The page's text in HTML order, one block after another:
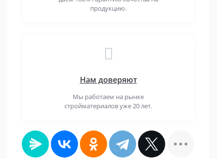
продукцию.
Нам доверяют
Мы работаем на рынке
стройматериалов уже 20 лет.